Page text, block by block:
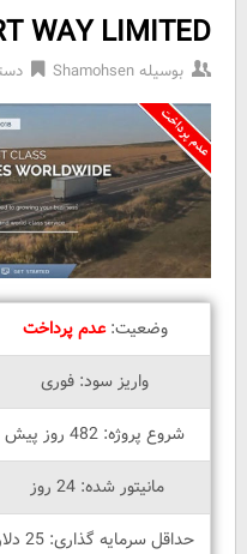
WAY LIMITED
بوسیلهShamohsen
وضعیت:عدم پرداخت
واریز سود: فوری
شروع پروژه: 482 روز پیش
مانیتور شده: 24 روز
حداقل سرمایه گذاری: 25 دلار